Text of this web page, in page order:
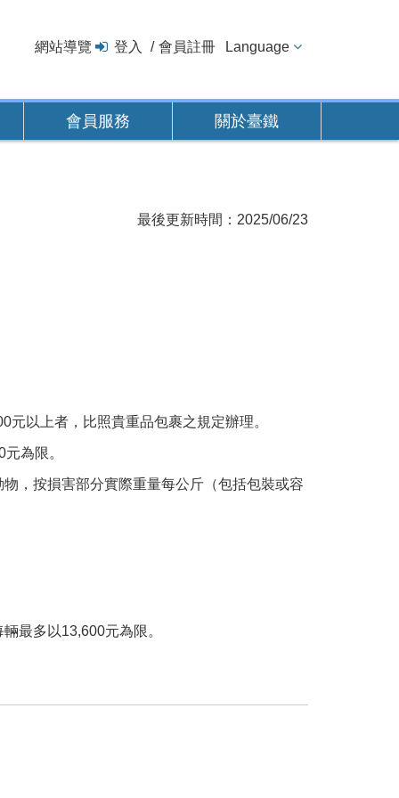
網站導覽 登入 會員註冊 Language
會員服務 關於臺鐵
最後更新時間：2025/06/23
以上者，比照貴重品包裹之規定辦理。
為限。
，按損害部分實際重量每公斤（包括包裝或容
最多以13,600元為限。